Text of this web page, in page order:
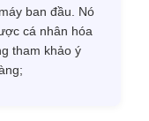
ban đầu. Nó
cá nhân hóa
tham khảo ý